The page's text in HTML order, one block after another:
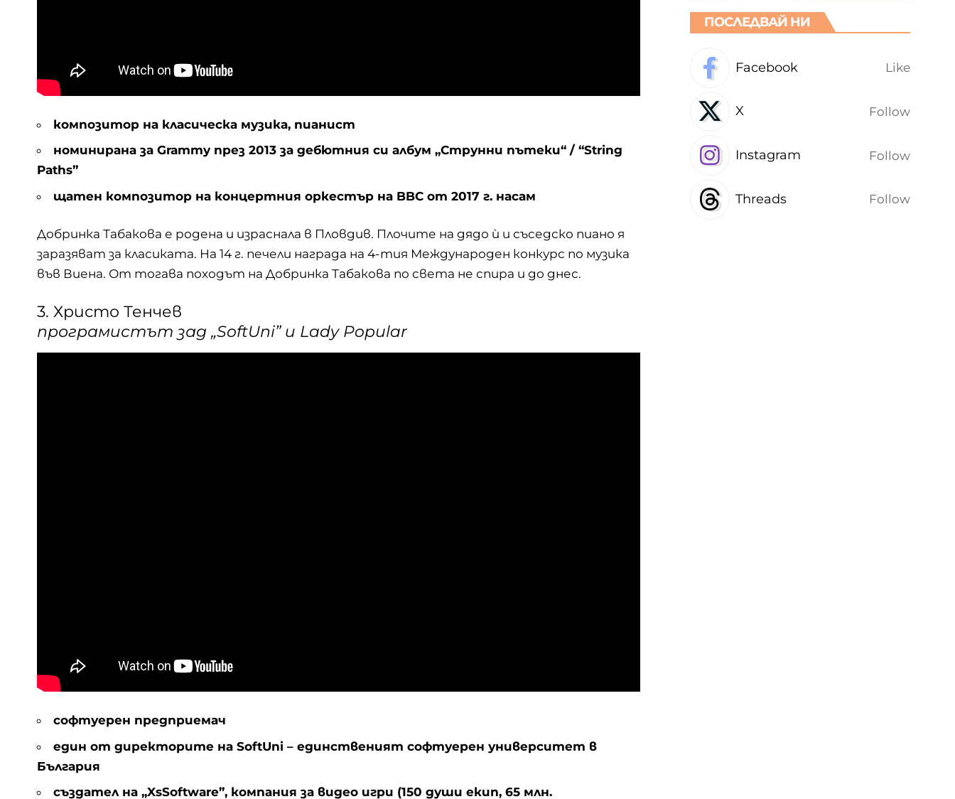
композитор на класическа музика, пианист
номинирана за Grammy през 2013 за дебютния си албум „Струнни пътеки“ / “String
Paths”
щатен композитор на концертния оркестър на BBC от 2017 г. насам
Добринка Табакова е родена и израснала в Пловдив. Плочите на дядо ѝ и съседско пиано я
заразяват за класиката. На 14 г. печели награда на 4-тия Международен конкурс по музика
във Виена. От тогава походът на Добринка Табакова по света не спира и до днес.
3. Христо Тенчев
програмистът зад „SoftUni” и Lady Popular
софтуерен предприемач
един от директорите на SoftUni – единственият софтуерен университет в
България
създател на „XsSoftware”, компания за видео игри (150 души екип, 65 млн.
ПОСЛЕДВАЙ НИ
Facebook Like
X Follow
Instagram Follow
Threads Follow